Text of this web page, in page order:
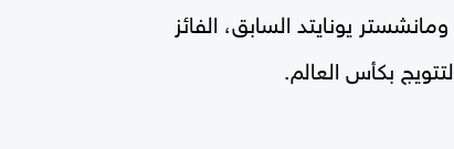
يونايتد السابق، الفائز
بكأس العالم.